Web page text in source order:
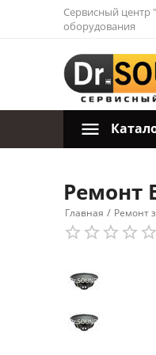
Сервисный центр
оборудования
Ремонт
Главная / Ремонт